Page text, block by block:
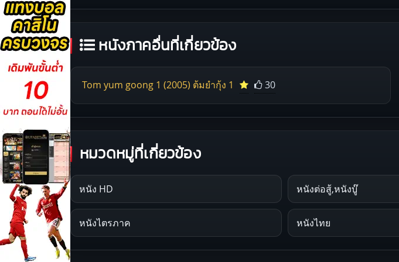
หนังภาคอื่นที่เกี่ยวข้อง
Tom yum goong 1 (2005) ต้มยำกุ้ง 1 30
หมวดหมู่ที่เกี่ยวข้อง
หนัง HD หนังต่อสู้,หนังบู๊
หนังไตรภาค หนังไทย